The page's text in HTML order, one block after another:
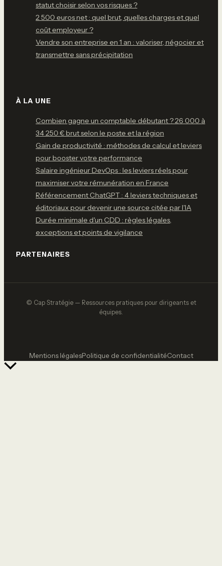
statut choisir selon vos risques ?
2 500 euros net : quel brut, quelles charges et quel
coût employeur ?
Vendre son entreprise en 1 an : valoriser, négocier et
transmettre sans précipitation
À LA UNE
Combien gagne un comptable débutant ? 26 000 à
34 250 € brut selon le poste et la région
Gain de productivité : méthodes de calcul et leviers
pour booster votre performance
Salaire ingénieur DevOps : les leviers réels pour
maximiser votre rémunération en France
Référencement ChatGPT : 4 leviers techniques et
éditoriaux pour devenir une source citée par l'IA
Durée minimale d'un CDD : règles légales,
exceptions et points de vigilance
PARTENAIRES
© Cap Stratégie — Ressources pratiques pour dirigeants et
équipes.
Mentions légalesPolitique de confidentialitéContact